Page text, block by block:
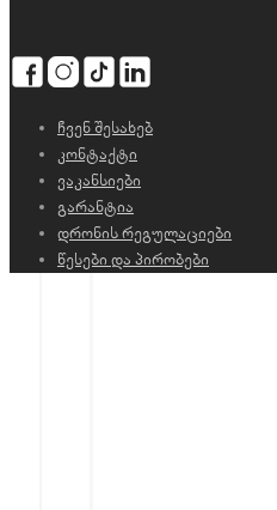
ჩვენ შესახებ
კონტაქტი
ვაკანსიები
გარანტია
დრონის რეგულაციები
წესები და პირობები